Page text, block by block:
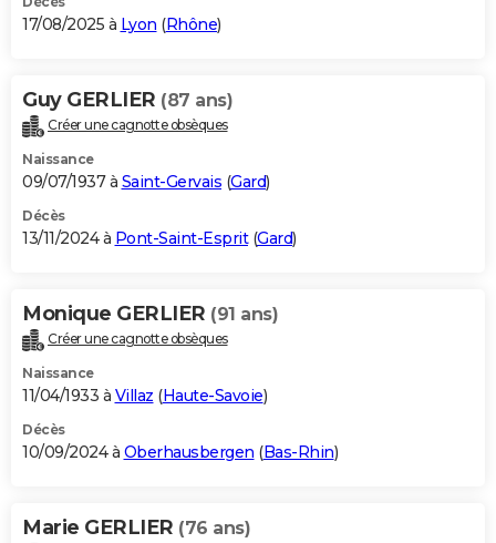
17/08/2025 à Lyon (Rhône)
Guy GERLIER (87 ans)
Créer une cagnotte obsèques
Naissance
09/07/1937 à Saint-Gervais (Gard)
Décès
13/11/2024 à Pont-Saint-Esprit(Gard)
Monique GERLIER (91 ans)
Créer une cagnotte obsèques
Naissance
11/04/1933 à Villaz (Haute-Savoie)
Décès
10/09/2024 à Oberhausbergen (Bas-Rhin)
Marie GERLIER (76 ans)